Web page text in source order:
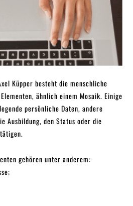
Küpper besteht die menschliche
ähnlich einem Mosaik. Einige
persönliche Daten, andere
Ausbildung, den Status oder die
gehören unter anderem: